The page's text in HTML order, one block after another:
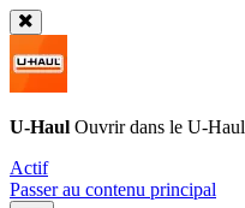
U-Haul Ouvrir dans le U-Haul
Actif
Passer au contenu principal